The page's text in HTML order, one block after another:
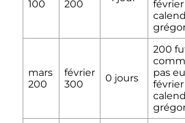
100
200
février
mars
200
février
300
0 jours
200
pas